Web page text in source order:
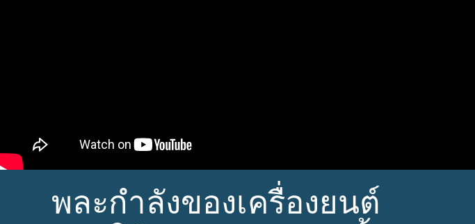
พละกำลังของเครื่องยนต์